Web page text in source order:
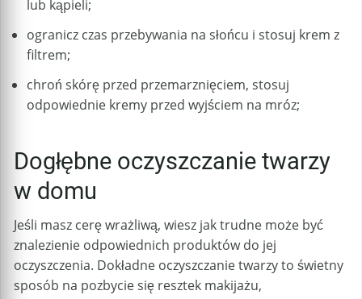
lub kąpieli;
ogranicz czas przebywania na słońcu i stosuj krem z
filtrem;
chroń skórę przed przemarznięciem, stosuj
odpowiednie kremy przed wyjściem na mróz;
Dogłębne oczyszczanie twarzy
w domu
Jeśli masz cerę wrażliwą, wiesz jak trudne może być
znalezienie odpowiednich produktów do jej
oczyszczenia. Dokładne oczyszczanie twarzy to świetny
sposób na pozbycie się resztek makijażu,